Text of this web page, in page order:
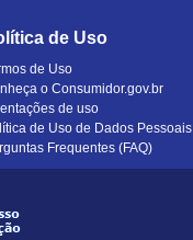
de Uso
de Uso
o Consumidor.gov.br
de uso
de Uso de Dados Pessoais
Frequentes (FAQ)